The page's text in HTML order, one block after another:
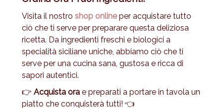
Visita il nostro shop onlineper acquistare tutto
ciò che ti serve per preparare questa deliziosa
ricetta. Da ingredienti freschi e biologici a
specialità siciliane uniche, abbiamo ciò che ti
serve per una cucina sana, gustosa e ricca di
sapori autentici.
👉 Acquista ora e preparati a portare in tavola un
piatto che conquisterà tutti! 👈